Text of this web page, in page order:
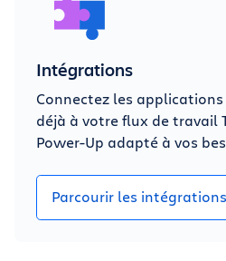
Intégrations
Connectez les
déjà à votre flux de travail
Power-Up adapté à vos
Parcourir les intégrations